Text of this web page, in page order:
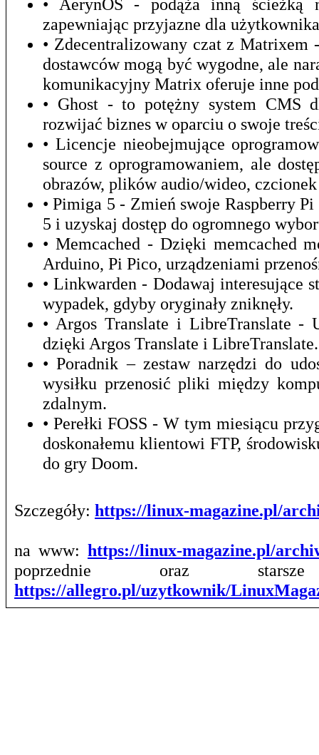
• AerynOS - podąża inną ścieżką
zapewniając przyjazne dla
• Zdecentralizowany czat z
dostawców mogą być wygodne, ale
komunikacyjny Matrix oferuje inne
• Ghost - to potężny system CMS
rozwijać biznes w oparciu o swoje
• Licencje nieobejmujące
source z oprogramowaniem, ale
obrazów, plików audio/wideo,
• Pimiga 5 - Zmień swoje Raspberry
5 i uzyskaj dostęp do ogromnego
• Memcached - Dzięki memcached
Arduino, Pi Pico, urządzeniami
• Linkwarden - Dodawaj interesujące
wypadek, gdyby oryginały zniknęły.
• Argos Translate i LibreTranslate -
dzięki Argos Translate i LibreTranslate.
• Poradnik – zestaw narzędzi do
wysiłku przenosić pliki między
zdalnym.
• Perełki FOSS - W tym miesiącu
doskonałemu klientowi FTP,
do gry Doom.
Szczegóły: https://linux-magazine.pl/
na www: https://linux-magazine.pl/
poprzednie oraz
https://allegro.pl/uzytkownik/